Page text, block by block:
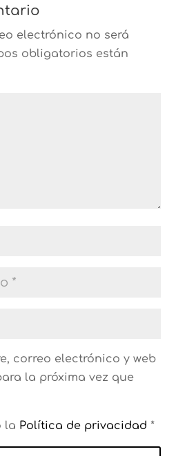
electrónico no será
obligatorios están
correo electrónico y web
la próxima vez que
la Política de privacidad*